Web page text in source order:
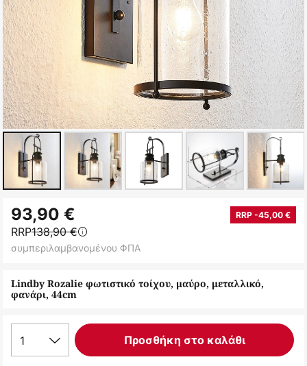
στην
αρχή
της
εικόνων
Lindby Rozalie φωτιστικό τοίχου, μαύρο, μεταλλικό,
φανάρι, 44cm
93,90 € RRP -45,00 €
RRP138,90 €
συμπεριλαμβανομένου ΦΠΑ
1 Προσθήκη στο καλάθι